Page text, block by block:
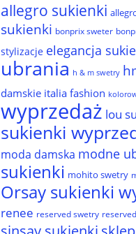
allegro sukienki
sukienki bonprix sweter
stylizacje elegancja
ubrania h & m swetry
damskie italia fashion
wyprzedaż lou
sukienki
moda damska modne
sukienki mohito swetry
Orsay sukienki
renee reserved swetry